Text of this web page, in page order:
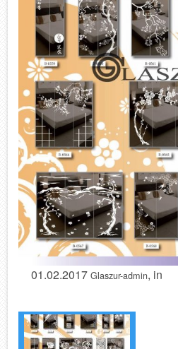
01.02.2017 Glaszur-admin, in